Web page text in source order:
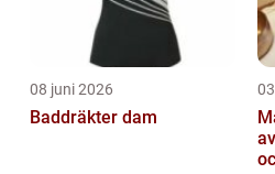
08 juni 2026
Baddräkter dam